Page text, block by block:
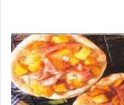
آغشته شود. در
در یخچال بگذارید .
را می‌توان روی